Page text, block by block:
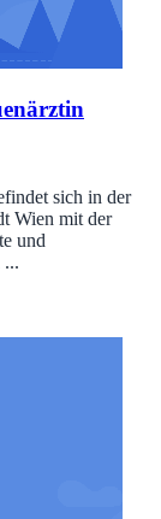
sich in der
Wien mit der
und
...